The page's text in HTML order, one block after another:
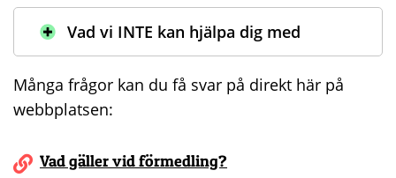
Vad vi INTE kan hjälpa dig med
Många frågor kan du få svar på direkt här på
webbplatsen:
Vad gäller vid förmedling?